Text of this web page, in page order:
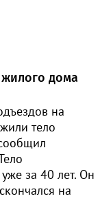
дома
на
тело
за 40 лет. Он
на